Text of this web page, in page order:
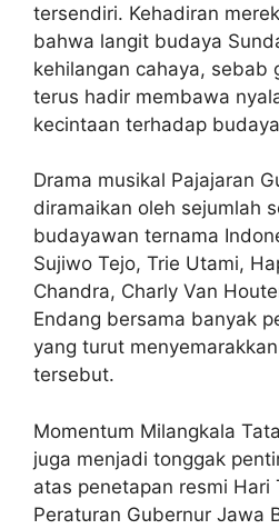
tersendiri. Kehadiran
bahwa langit budaya
kehilangan cahaya, sebab
terus hadir membawa
kecintaan terhadap
Drama musikal Pajajaran
diramaikan oleh sejumlah
budayawan ternama
Sujiwo Tejo, Trie Utami,
Chandra, Charly Van
Endang bersama banyak
yang turut
tersebut.
Momentum Milangkala
juga menjadi tonggak
atas penetapan resmi Hari
Peraturan Gubernur Jawa